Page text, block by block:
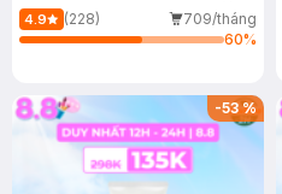
500ml
4.9 (228)
709/tháng
60%
-53%